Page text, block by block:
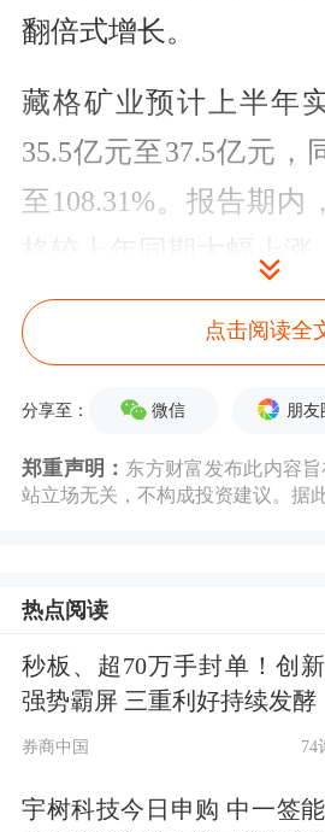
翻倍式增长。
藏格矿业预计上半年
35.5亿元至37.5亿元，
至108.31%。报告期内
格较上年同期大幅上涨
块经营业绩显著增长。
雅化集团预计，上半年
11亿元至13亿元，同比
857.48%。报告期内，
1亿元至1.2亿元，同比
锂电池产业链上半年业
要得益于碳酸锂价格同
点击阅读全
分享至： 微信 朋友
郑重声明： 东方财富发布此内容
站立场无关，不构成投资建议。据
热点阅读
秒板、超70万手封单！创
强势霸屏 三重利好持续发酵
券商中国 74
宇树科技今日申购 中一签